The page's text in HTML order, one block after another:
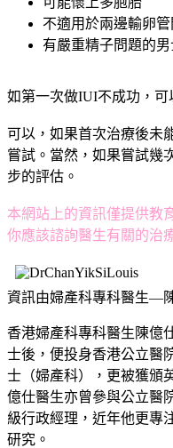
不適用於兩邊輸卵
有嚴重精子問題的男
如第一次做IUI不成功，可
可以，如果首次治療後未
嘗試。當然，如果嘗試幾
步的評估。
本網站上的資訊僅提供教
你應該諮詢醫生有關的治
資訊由婦產科專科醫生—
香港婦產科專科醫生陳億
士後，便投身香港公立醫
士（婦產科），更被獲頒
億仕醫生亦曾參與公立醫
級行政經理，近年他更專
研究。